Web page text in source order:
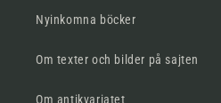
Nyinkomna böcker
Om texter och bilder på sajten
Om antikvariatet